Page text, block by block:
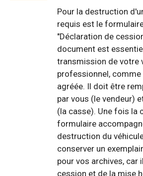
Pour la destruction
requis est le
"Déclaration de
document est
transmission de votre
professionnel, comme
agréée. Il doit être
par vous (le vendeur)
(la casse). Une fois la
formulaire
destruction du
conserver un
pour vos archives, car
cession et de la mise